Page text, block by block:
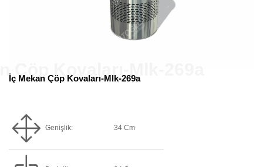
İç Mekan Çöp Kovaları-Mlk-269a
Genişlik: 34 Cm